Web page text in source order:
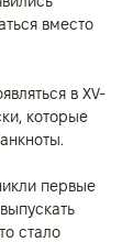
вместо
в XV-
которые
первые
стало